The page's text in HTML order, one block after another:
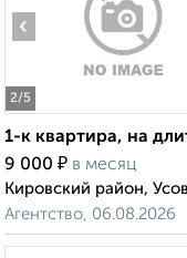
2/5
‹
1-к квартира, на
9 000 ₽ в месяц
Кировский район,
Агентство, 06.08.2026